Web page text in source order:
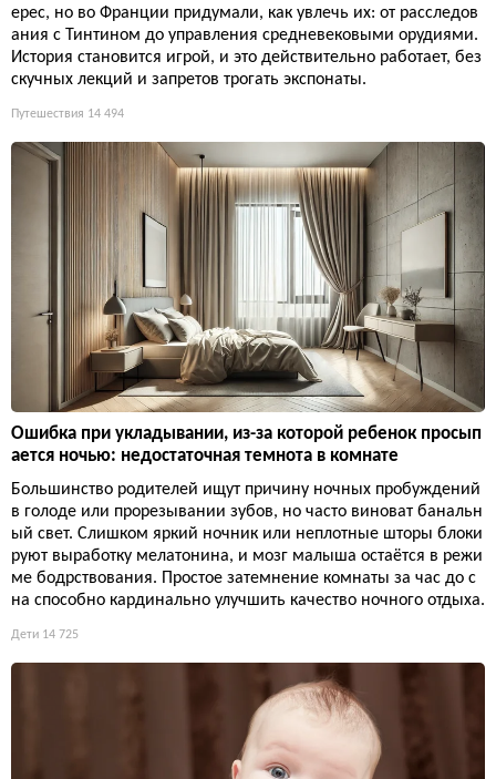
ерес, но во Франции придумали, как увлечь их: от расследов
ания с Тинтином до управления средневековыми орудиями.
История становится игрой, и это действительно работает, без
скучных лекций и запретов трогать экспонаты.
Путешествия 14 494
Ошибка при укладывании, из-за которой ребенок просып
ается ночью: недостаточная темнота в комнате
Большинство родителей ищут причину ночных пробуждений
в голоде или прорезывании зубов, но часто виноват банальн
ый свет. Слишком яркий ночник или неплотные шторы блоки
руют выработку мелатонина, и мозг малыша остаётся в режи
ме бодрствования. Простое затемнение комнаты за час до с
на способно кардинально улучшить качество ночного отдыха.
Дети 14 725